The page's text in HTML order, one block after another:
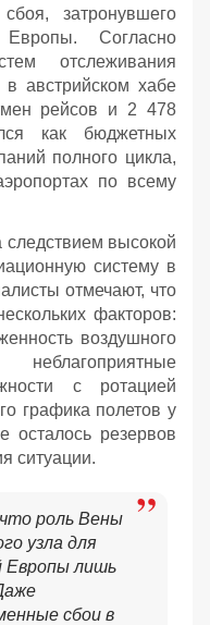
затронувшего
Согласно
отслеживания
в австрийском хабе
рейсов и 2 478
как бюджетных
полного цикла,
по всему
высокой
систему в
отмечают, что
факторов:
воздушного
неблагоприятные
с ротацией
графика полетов у
осталось резервов
ситуации.
роль Вены
узла для
Европы лишь
сбои в